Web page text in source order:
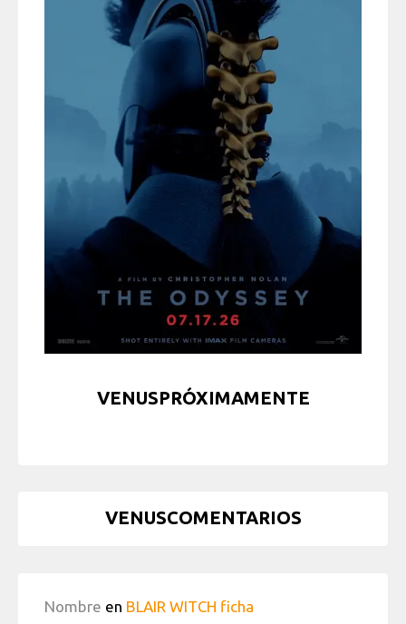
VENUSPRÓXIMAMENTE
VENUSCOMENTARIOS
Nombre en BLAIR WITCH ficha